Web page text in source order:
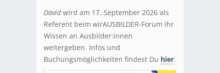
Davidwird am 17. September 2026 als
Referent beim wirAUSBILDER-Forum ihr
Wissen an Ausbilder:innen
weitergeben. Infos und
Buchungsmöglichkeiten findest Du hier.